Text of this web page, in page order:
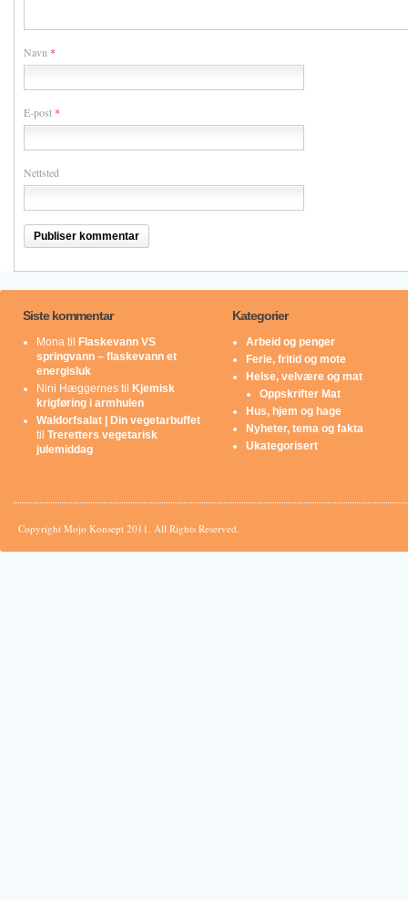
Navn *
E-post *
Nettsted
Siste kommentar
Mona til
Flaskevann VS
springvann – flaskevann et
energisluk
Nini Hæggernes til
Kjemisk
krigføring i armhulen
Waldorfsalat | Din vegetarbuffet
til Treretters vegetarisk
julemiddag
Kategorier
Arbeid og penger
Ferie, fritid og mote
Helse, velvære og mat
Oppskrifter Mat
Hus, hjem og hage
Nyheter, tema og fakta
Ukategorisert
Copyright Mojo Konsept 2011. All Rights Reserved.